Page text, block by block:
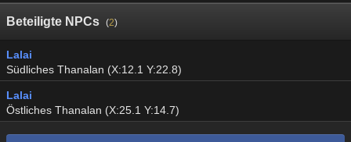
Beteiligte NPCs (2)
Lalai
Südliches Thanalan (X:12.1 Y:22.8)
Lalai
Östliches Thanalan (X:25.1 Y:14.7)